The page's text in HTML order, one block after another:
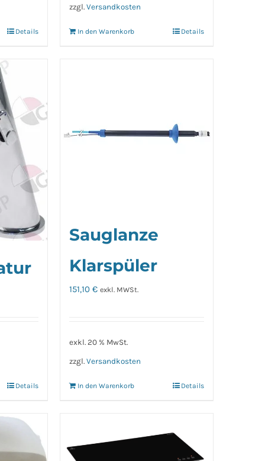
Details
zzgl. Versandkosten
In den Warenkorb Details
Details
Sauglanze
Klarspüler
151,10 € exkl. MWSt.
exkl. 20 % MwSt.
zzgl. Versandkosten
In den Warenkorb Details